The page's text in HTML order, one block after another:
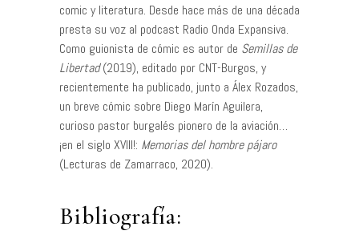
comic y literatura. Desde hace más de una década
presta su voz al podcast Radio Onda Expansiva.
Como guionista de cómic es autor de Semillas de
Libertad(2019), editado por CNT-Burgos, y
recientemente ha publicado, junto a Álex Rozados,
un breve cómic sobre Diego Marín Aguilera,
curioso pastor burgalés pionero de la aviación…
¡en el siglo XVIII!: Memorias del hombre pájaro
(Lecturas de Zamarraco, 2020).
Bibliografía: